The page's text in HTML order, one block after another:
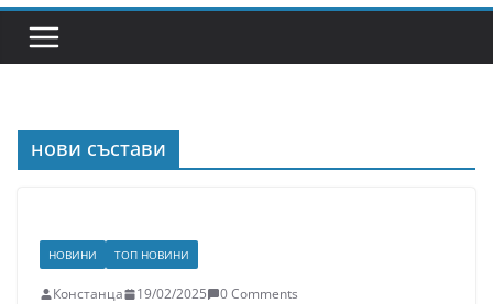
нови състави
НОВИНИ ТОП НОВИНИ
Констанца 19/02/2025
0 Comments